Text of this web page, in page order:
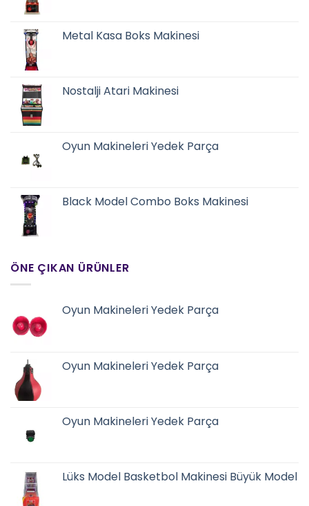
Metal Kasa Boks Makinesi
Nostalji Atari Makinesi
Oyun Makineleri Yedek Parça
Black Model Combo Boks Makinesi
ÖNE ÇIKAN ÜRÜNLER
Oyun Makineleri Yedek Parça
Oyun Makineleri Yedek Parça
Oyun Makineleri Yedek Parça
Lüks Model Basketbol Makinesi Büyük Model